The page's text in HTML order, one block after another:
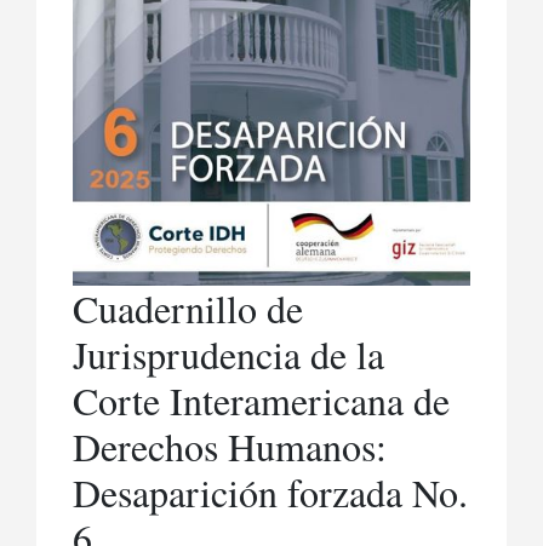
Cuadernillo de
Jurisprudencia de la
Corte Interamericana de
Derechos Humanos:
Desaparición forzada No.